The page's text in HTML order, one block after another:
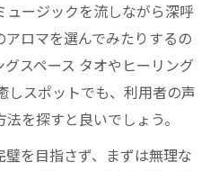
ージックを流しながら深呼
ロマを選んでみたりするの
スペース タオやヒーリング
しスポットでも、利用者の声
を探すと良いでしょう。
を目指さず、まずは無理な